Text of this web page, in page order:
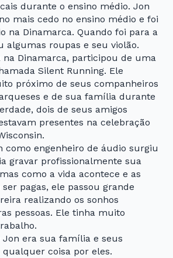
durante o ensino médio. Jon
mais cedo no ensino médio e foi
na Dinamarca. Quando foi para a
algumas roupas e seu violão.
na Dinamarca, participou de uma
Silent Running. Ele
próximo de seus companheiros
e de sua família durante
dois de seus amigos
presentes na celebração
como engenheiro de áudio surgiu
gravar profissionalmente sua
como a vida acontece e as
pagas, ele passou grande
realizando os sonhos
pessoas. Ele tinha muito
era sua família e seus
qualquer coisa por eles.